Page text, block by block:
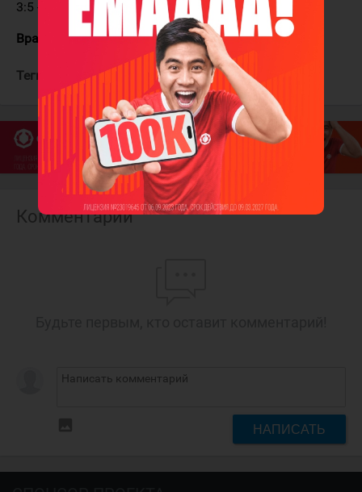
3:5 - Шипачёв - 59:49
Вратари:Налимов - Бочаров
Теги: Адмирал Динамо Мск
Комментарии
НАПИСАТЬ